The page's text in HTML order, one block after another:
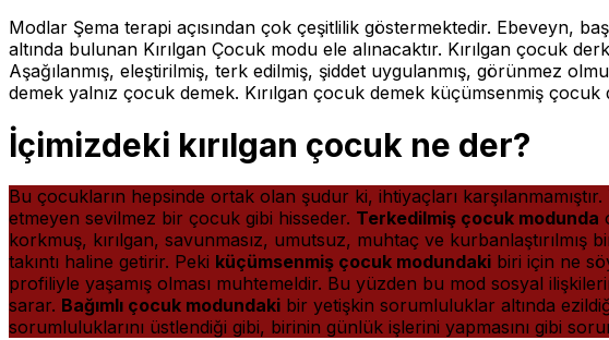
Modlar Şema terapi açısından çok çeşitlilik göstermektedir. Ebeveyn,
altında bulunan Kırılgan Çocuk modu ele alınacaktır. Kırılgan çocuk
Aşağılanmış, eleştirilmiş, terk edilmiş, şiddet uygulanmış, görünmez
demek yalnız çocuk demek. Kırılgan çocuk demek küçümsenmiş çocuk
İçimizdeki kırılgan çocuk ne der?
Bu çocukların hepsinde ortak olan şudur ki, ihtiyaçları karşılanmamıştır.
etmeyen sevilmez bir çocuk gibi hisseder. Terkedilmiş çocuk modunda
korkmuş, kırılgan, savunmasız, umutsuz, muhtaç ve
takıntı haline getirir. Peki küçümsenmiş çocuk modundaki biri için ne
profiliyle yaşamış olması muhtemeldir. Bu yüzden bu mod sosyal
sarar. Bağımlı çocuk modundaki bir yetişkin sorumluluklar altında
sorumluluklarını üstlendiği gibi, birinin günlük işlerini yapmasını gibi